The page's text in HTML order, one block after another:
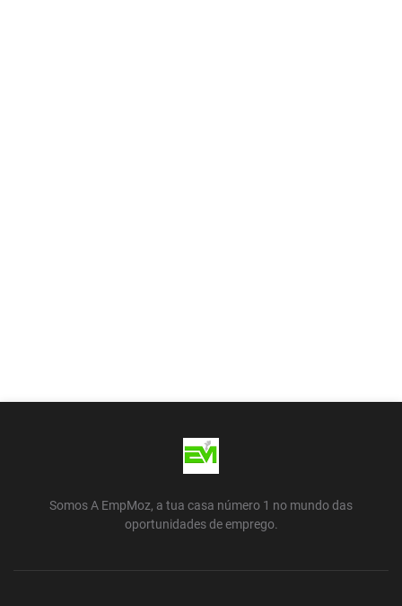
Somos A EmpMoz, a tua casa número 1 no mundo das
oportunidades de emprego.